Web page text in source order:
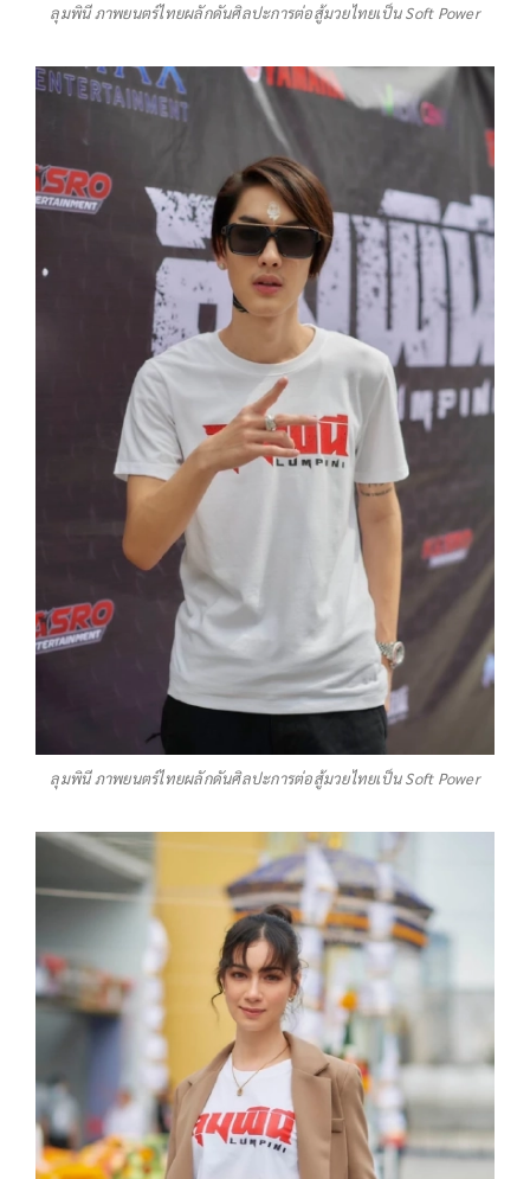
ลุมพินี ภาพยนตร์ไทยผลักดันศิลปะการต่อสู้มวยไทยเป็น Soft Power
ลุมพินี ภาพยนตร์ไทยผลักดันศิลปะการต่อสู้มวยไทยเป็น Soft Power